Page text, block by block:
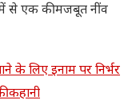
से एक की मजबूत नींव
लिए इनाम पर निर्भर
कहानी